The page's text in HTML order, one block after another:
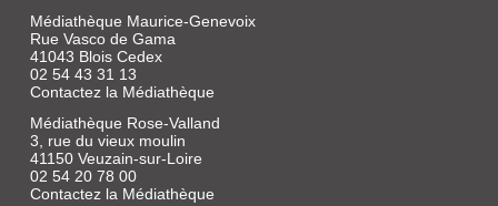
Médiathèque Maurice-Genevoix
Rue Vasco de Gama
41043 Blois Cedex
02 54 43 31 13
Contactez la Médiathèque
Médiathèque Rose-Valland
3, rue du vieux moulin
41150 Veuzain-sur-Loire
02 54 20 78 00
Contactez la Médiathèque